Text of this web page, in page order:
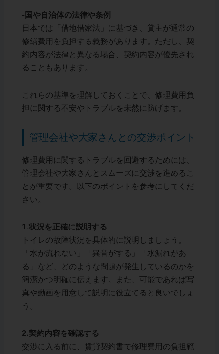
-国や自治体の法律や条例
日本では「借地借家法」に基づき、貸主が通常の
修繕費用を負担する義務があります。ただし、契
約内容が法律と異なる場合、契約内容が優先され
ることもあります。
これらの基準を理解しておくことで、修理費用負
担に関する不安やトラブルを未然に防げます。
管理会社や大家さんとの交渉ポイント
修理費用に関するトラブルを回避するためには、
管理会社や大家さんとスムーズに交渉を進めるこ
とが重要です。以下のポイントを参考にしてくだ
さい。
1.状況を正確に説明する
トイレの故障状況を具体的に説明しましょう。
「水が流れない」「異音がする」「水漏れがあ
る」など、どのような問題が発生しているのかを
簡潔かつ明確に伝えます。また、可能であれば写
真や動画を用意して説明に役立てると良いでしょ
う。
2.契約内容を確認する
交渉に入る前に、賃貸契約書で修理費用の負担範